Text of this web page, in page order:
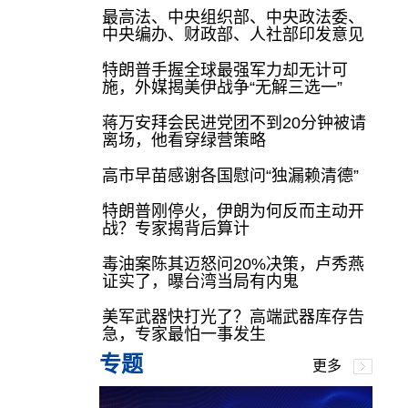
最高法、中央组织部、中央政法委、
中央编办、财政部、人社部印发意见
特朗普手握全球最强军力却无计可
施，外媒揭美伊战争“无解三选一”
蒋万安拜会民进党团不到20分钟被请
离场，他看穿绿营策略
高市早苗感谢各国慰问“独漏赖清德”
特朗普刚停火，伊朗为何反而主动开
战？专家揭背后算计
毒油案陈其迈怒问20%决策，卢秀燕
证实了，曝台湾当局有内鬼
美军武器快打光了？高端武器库存告
急，专家最怕一事发生
专题 更多